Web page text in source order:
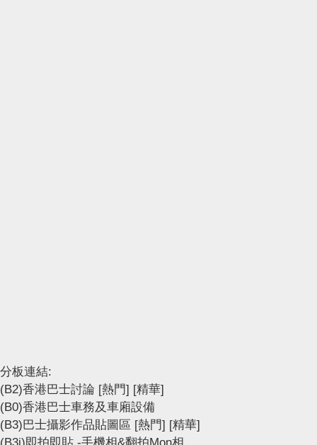
分板連結:
(B2)香港巴士討論 [熱門] [精華]
(B0)香港巴士車務及車廂設備
(B3)巴士攝影作品貼圖區 [熱門] [精華]
(B3i)即拍即貼 -手機相&翻拍Mon相